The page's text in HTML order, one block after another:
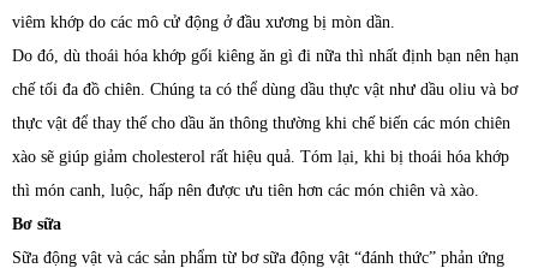
viêm khớp do các mô cử động ở đầu xương bị mòn dần.
Do đó, dù thoái hóa khớp gối kiêng ăn gì đi nữa thì nhất định bạn nên hạn
chế tối đa đồ chiên. Chúng ta có thể dùng dầu thực vật như dầu oliu và bơ
thực vật để thay thế cho dầu ăn thông thường khi chế biến các món chiên
xào sẽ giúp giảm cholesterol rất hiệu quả. Tóm lại, khi bị thoái hóa khớp
thì món canh, luộc, hấp nên được ưu tiên hơn các món chiên và xào.
Bơ sữa
Sữa động vật và các sản phẩm từ bơ sữa động vật “đánh thức” phản ứng